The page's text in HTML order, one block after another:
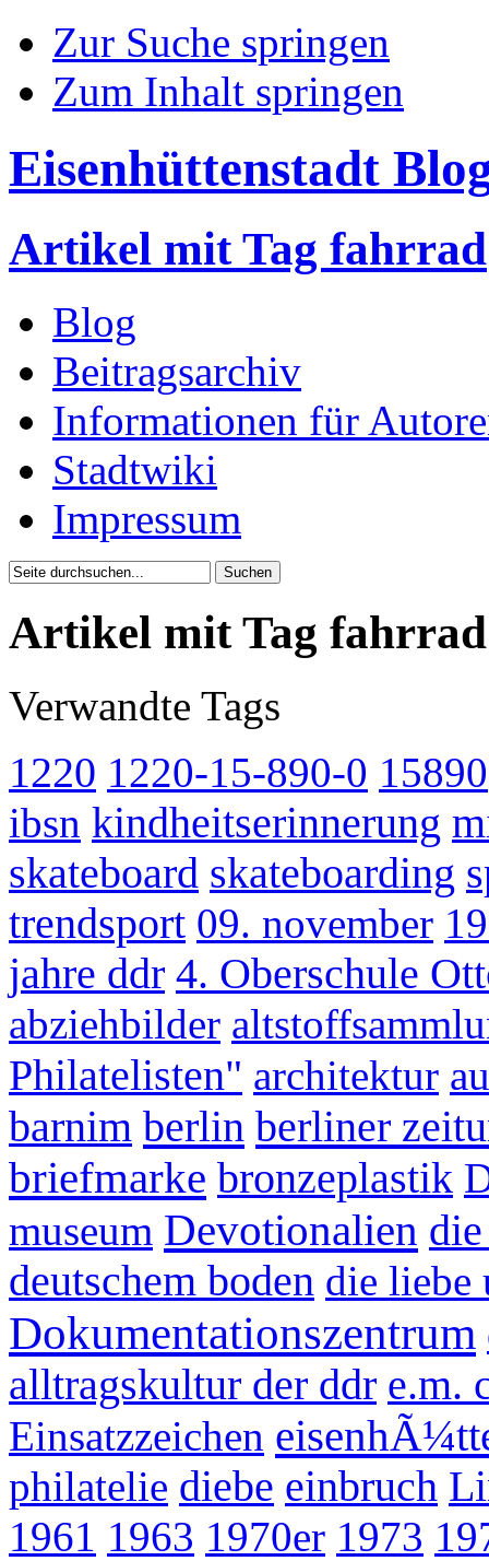
Zur Suche springen
Zum Inhalt springen
Eisenhüttenstadt
Artikel mit Tag fahrrad
Blog
Beitragsarchiv
Informationen für
Stadtwiki
Impressum
Artikel mit Tag fahrrad
Verwandte Tags
1220 1220-15-890-0 15890
ibsn kindheitserinnerung
skateboard skateboarding
trendsport 09. november
jahre ddr 4. Oberschule
abziehbilder
Philatelisten" architektur
barnim berlin berliner
briefmarke bronzeplastik
museum Devotionalien
deutschem boden die liebe
Dokumentationszentrum
alltragskultur der ddr e.m.
Einsatzzeichen
philatelie diebe einbruch
1961 1963 1970er 1973